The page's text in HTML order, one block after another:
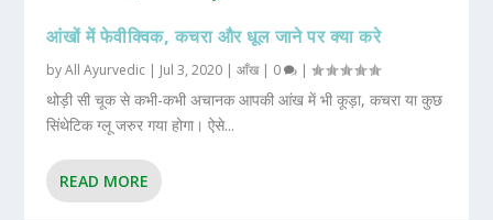
आंखों में फेवीक्विक, कचरा और धूल जाने पर क्या करे
byAll Ayurvedic | Jul 3, 2020 |आँख| 0 |
थोड़ी सी चूक से कभी-कभी अचानक आपकी आंख में भी कूड़ा, कचरा या कुछ
सिंथेटिक ग्लू जरुर गया होगा। ऐसे...
READ MORE